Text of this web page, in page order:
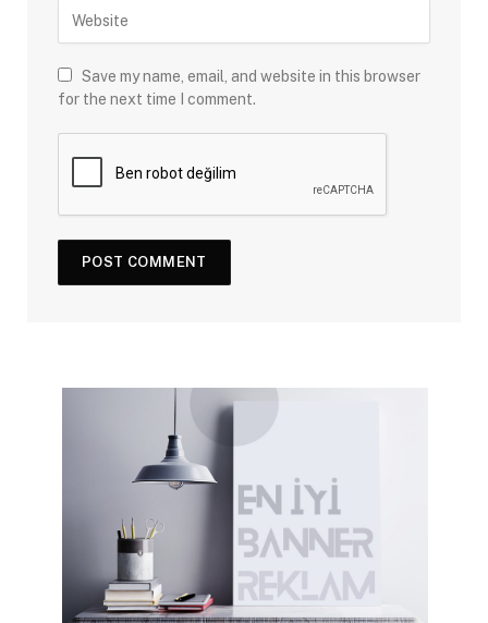
Save my name, email, and website in this browser
for the next time I comment.